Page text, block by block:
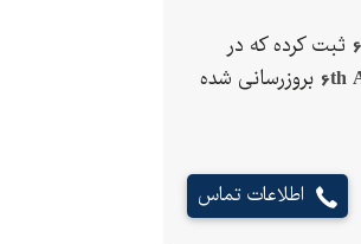
ثبت کرده که در
6th بروزرسانی شده
اطلاعات تماس